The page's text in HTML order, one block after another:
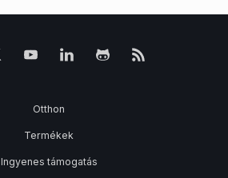
Otthon
Termékek
Ingyenes támogatás